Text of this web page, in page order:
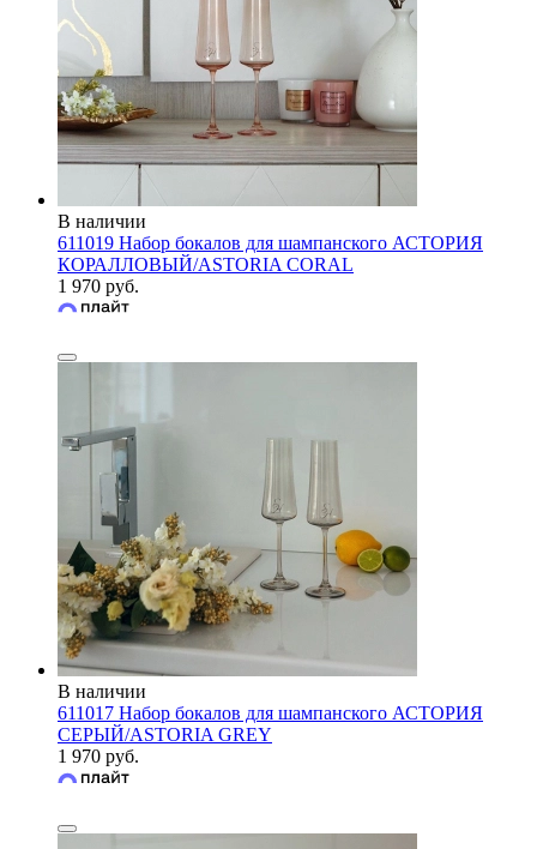
В наличии
611019 Набор бокалов для шампанского АСТОРИЯ
КОРАЛЛОВЫЙ/ASTORIA CORAL
1 970 руб.
В наличии
611017 Набор бокалов для шампанского АСТОРИЯ
СЕРЫЙ/ASTORIA GREY
1 970 руб.